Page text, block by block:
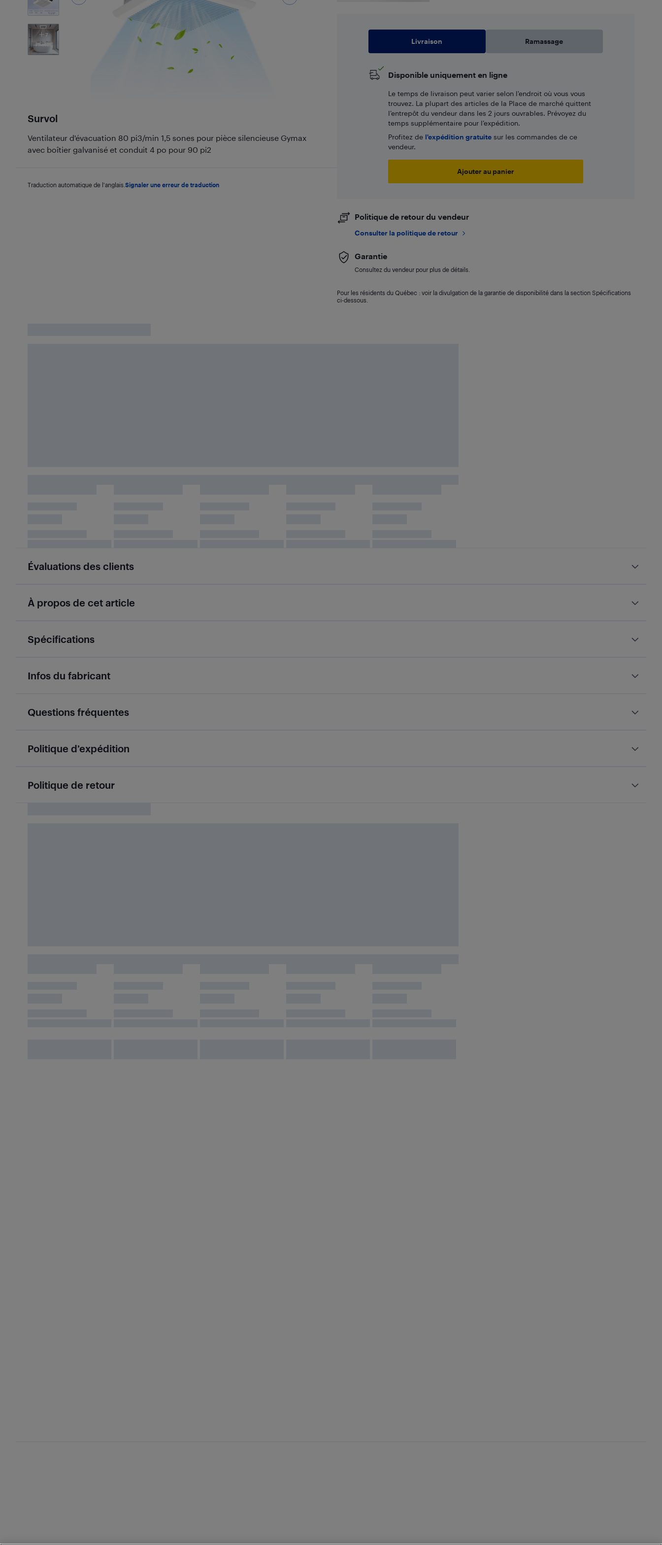
7
Photos
Survol
Ventilateur d'évacuation 80 pi3/min 1,5 sones pour pièce silencieuse Gymax
avec boîtier galvanisé et conduit 4 po pour 90 pi2
Traduction automatique de l'anglais. Signaler une erreur de traduction
Livraison Ramassage
Disponible uniquement en ligne
Le temps de livraison peut varier selon l'endroit où vous vous
trouvez. La plupart des articles de la Place de marché quittent
l’entrepôt du vendeur dans les 2 jours ouvrables. Prévoyez du
temps supplémentaire pour l’expédition.
Profitez de l'expédition gratuitesur les commandes de ce
vendeur.
Ajouter au panier
Politique de retour du vendeur
Consulter la politique de retour
Garantie
Consultez du vendeur pour plus de détails.
Pour les résidents du Québec : voir la divulgation de la garantie de disponibilité dans la section Spécifications
ci-dessous.
Évaluations des clients
À propos de cet article
Spécifications
Infos du fabricant
Questions fréquentes
Politique d’expédition
Politique de retour